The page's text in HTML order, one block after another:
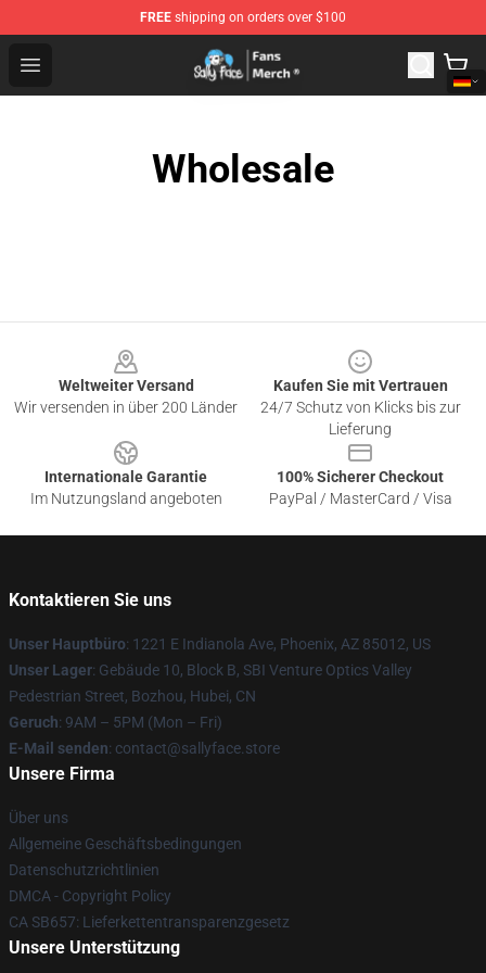
FREE shipping on orders over $100
Open menu
Sally Face Store - Official Sally Face Merchandise Shop
Wholesale
Weltweiter Versand
Wir versenden in über 200 Länder
Kaufen Sie mit Vertrauen
24/7 Schutz von Klicks bis zur
Lieferung
Internationale Garantie
Im Nutzungsland angeboten
100% Sicherer Checkout
PayPal / MasterCard / Visa
Kontaktieren Sie uns
Unser Hauptbüro: 1221 E Indianola Ave, Phoenix, AZ 85012, US
Unser Lager: Gebäude 10, Block B, SBI Venture Optics Valley
Pedestrian Street, Bozhou, Hubei, CN
Geruch: 9AM – 5PM (Mon – Fri)
E-Mail senden: contact@sallyface.store
Unsere Firma
Über uns
Allgemeine Geschäftsbedingungen
Datenschutzrichtlinien
DMCA - Copyright Policy
CA SB657: Lieferkettentransparenzgesetz
Unsere Unterstützung